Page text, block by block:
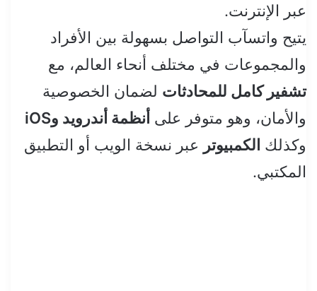
عبر الإنترنت.
يتيح واتسآب التواصل بسهولة بين الأفراد
والمجموعات في مختلف أنحاء العالم، مع
تشفير كامل للمحادثات لضمان الخصوصية
والأمان، وهو متوفر على أنظمة أندرويد وiOS
وكذلك الكمبيوتر عبر نسخة الويب أو التطبيق
المكتبي.